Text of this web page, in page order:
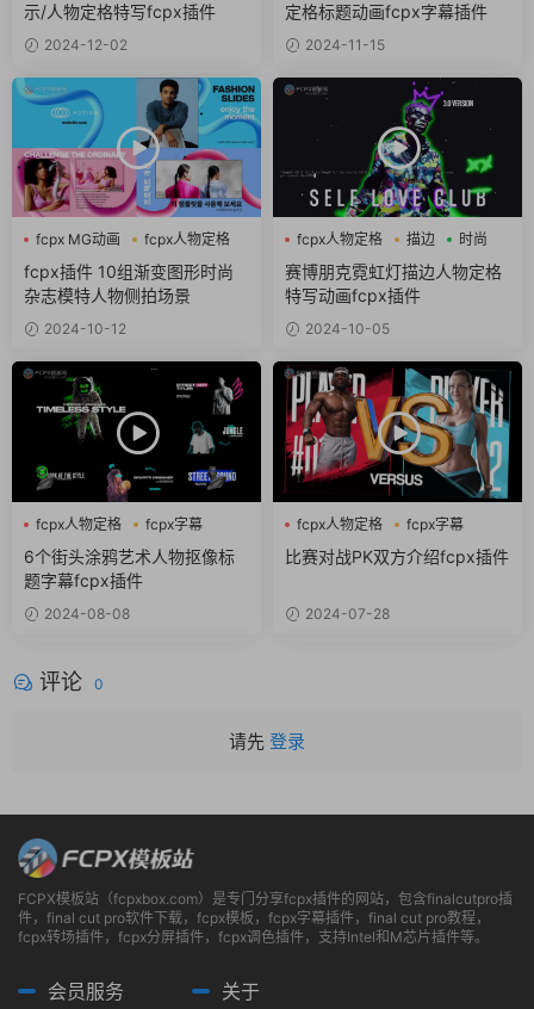
示/人物定格特写fcpx插件
2024-12-02
定格标题动画fcpx字幕插件
2024-11-15
fcpx MG动画
fcpx人物定格
fcpx图形动画
fcpx插件 10组渐变图形时尚
杂志模特人物侧拍场景
2024-10-12
fcpx人物定格 描边 时尚
赛博朋克霓虹灯描边人物定格
特写动画fcpx插件
2024-10-05
fcpx人物定格
fcpx字幕
fcpx文字特效
6个街头涂鸦艺术人物抠像标
题字幕fcpx插件
2024-08-08
fcpx人物定格
fcpx字幕
世界杯
比赛对战PK双方介绍fcpx插件
2024-07-28
评论 0
请先 登录
FCPX模板站（fcpxbox.com）是专门分享fcpx插件的网站，包含finalcutpro插
件，final cut pro软件下载，fcpx模板，fcpx字幕插件，final cut pro教程，
fcpx转场插件，fcpx分屏插件，fcpx调色插件，支持Intel和M芯片插件等。
会员服务 关于